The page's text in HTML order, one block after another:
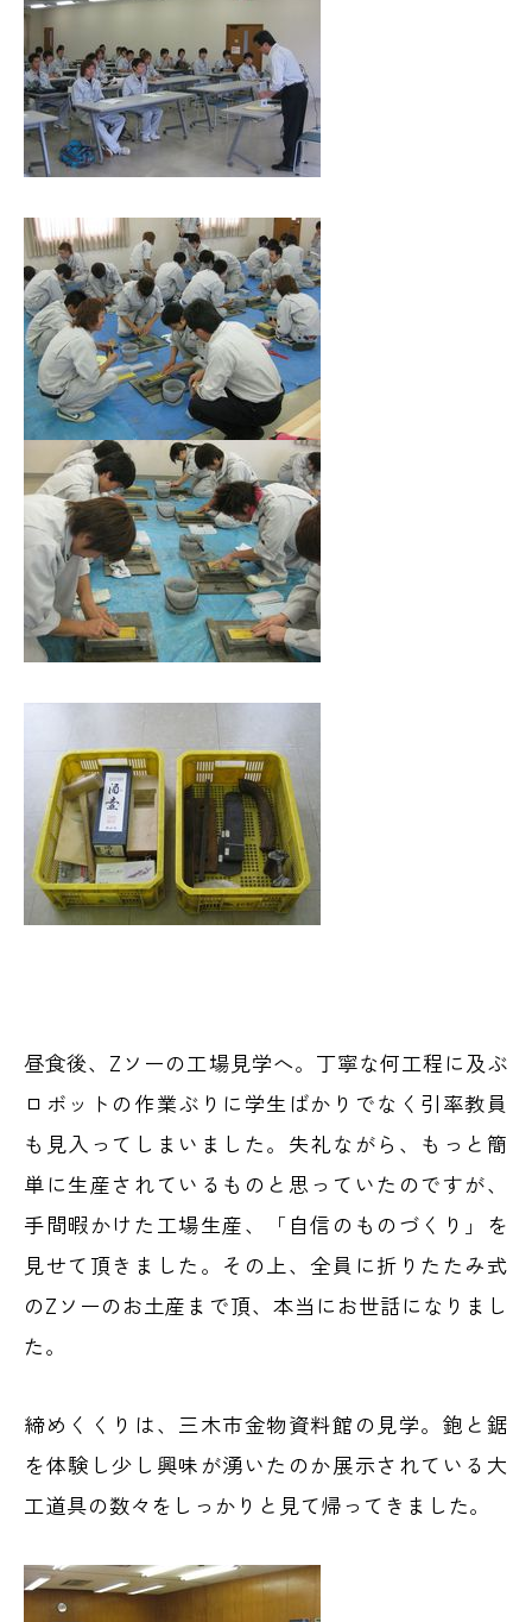
昼食後、Zソーの工場見学へ。丁寧な何工程に及ぶ
ロボットの作業ぶりに学生ばかりでなく引率教員
も見入ってしまいました。失礼ながら、もっと簡
単に生産されているものと思っていたのですが、
手間暇かけた工場生産、「自信のものづくり」を
見せて頂きました。その上、全員に折りたたみ式
のZソーのお土産まで頂、本当にお世話になりまし
た。
締めくくりは、三木市金物資料館の見学。鉋と鋸
を体験し少し興味が湧いたのか展示されている大
工道具の数々をしっかりと見て帰ってきました。